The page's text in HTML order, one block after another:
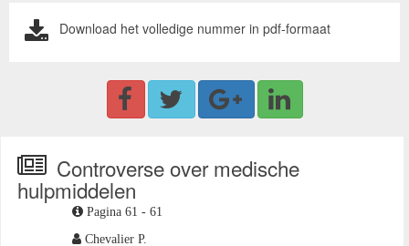
Download het volledige nummer in pdf-formaat
Controverse over medische
hulpmiddelen
Pagina 61 - 61
Chevalier P.